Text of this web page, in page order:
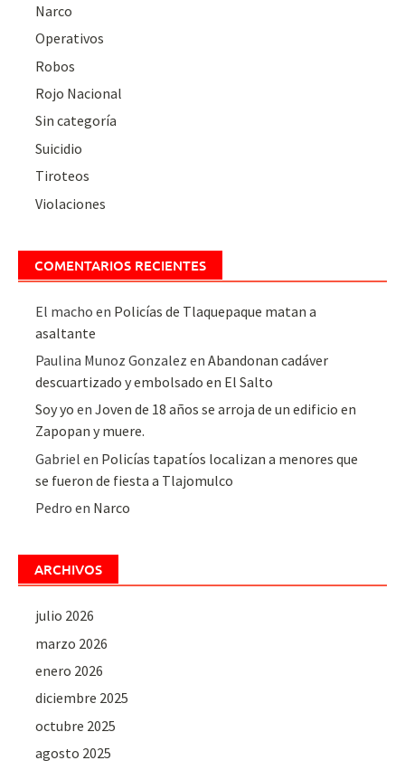
Narco
Operativos
Robos
Rojo Nacional
Sin categoría
Suicidio
Tiroteos
Violaciones
COMENTARIOS RECIENTES
El macho en Policías de Tlaquepaque matan a
asaltante
Paulina Munoz Gonzalez enAbandonan cadáver
descuartizado y embolsado en El Salto
Soy yo enJoven de 18 años se arroja de un edificio en
Zapopan y muere.
Gabriel en Policías tapatíos localizan a menores que
se fueron de fiesta a Tlajomulco
Pedro en Narco
ARCHIVOS
julio 2026
marzo 2026
enero 2026
diciembre 2025
octubre 2025
agosto 2025